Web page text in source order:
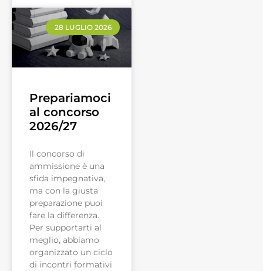
28 LUGLIO 2026
Prepariamoci
al concorso
2026/27
Il concorso di
ammissione è una
sfida impegnativa,
ma con la giusta
preparazione puoi
fare la differenza.
Per supportarti al
meglio, abbiamo
organizzato un ciclo
di incontri formativi